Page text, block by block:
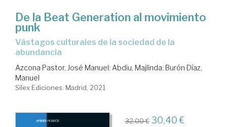
De la Beat Generation al movimiento
punk
vástagos culturales de la sociedad de la
abundancia
Azcona Pastor, José Manuel; Abdiu, Majlinda; Burón Díaz,
Manuel
Sílex Ediciones. Madrid, 2021
32,00 € 30,40 €